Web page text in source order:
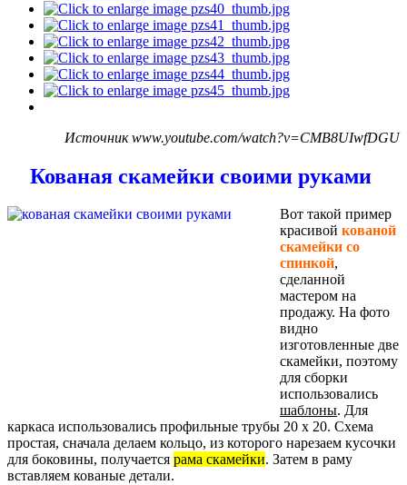
Источник www.youtube.com/watch?v=CMB8UIwfDGU
Кованая скамейки своими руками
Вот такой пример
красивой кованой
скамейки со
спинкой,
сделанной
мастером на
продажу. На фото
видно
изготовленные две
скамейки, поэтому
для сборки
использовались
шаблоны. Для
каркаса использовались профильные трубы 20 х 20. Схема
простая, сначала делаем кольцо, из которого нарезаем кусочки
для боковины, получается рама скамейки. Затем в раму
вставляем кованые детали.